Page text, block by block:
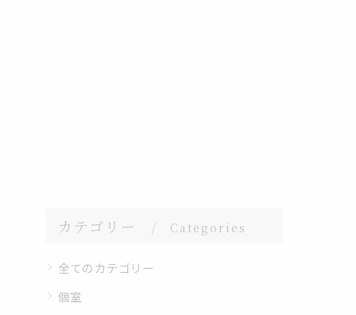
カテゴリー Categories
全てのカテゴリー
個室